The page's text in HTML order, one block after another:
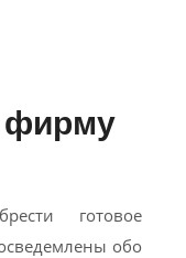
фирму
готовое
обо